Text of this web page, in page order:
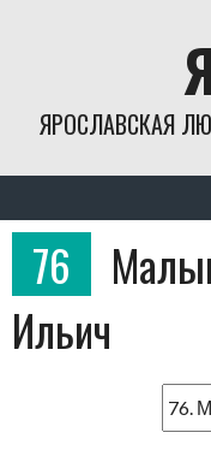
ЯРОСЛАВСКАЯ
76
Ильич